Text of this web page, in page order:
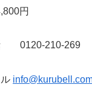
円
0120-210-269